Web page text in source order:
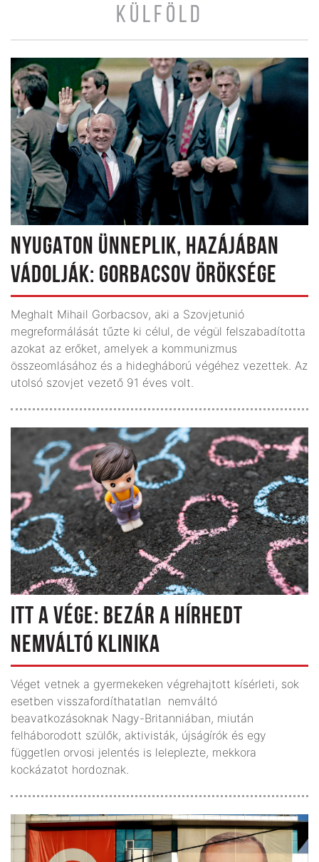
KÜLFÖLD
NYUGATON ÜNNEPLIK, HAZÁJÁBAN
VÁDOLJÁK: GORBACSOV ÖRÖKSÉGE
Meghalt Mihail Gorbacsov, aki a Szovjetunió
megreformálását tűzte ki célul, de végül felszabadította
azokat az erőket, amelyek a kommunizmus
összeomlásához és a hidegháború végéhez vezettek. Az
utolsó szovjet vezető 91 éves volt.
ITT A VÉGE: BEZÁR A HÍRHEDT
NEMVÁLTÓ KLINIKA
Véget vetnek a gyermekeken végrehajtott kísérleti, sok
esetben visszafordíthatatlan nemváltó
beavatkozásoknak Nagy-Britanniában, miután
felháborodott szülők, aktivisták, újságírók és egy
független orvosi jelentés is leleplezte, mekkora
kockázatot hordoznak.